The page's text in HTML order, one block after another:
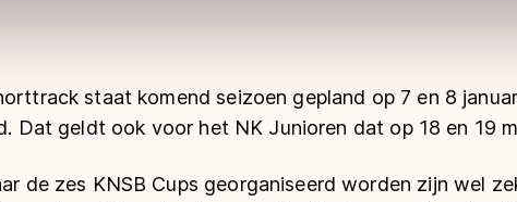
staat komend seizoen gepland op 7 en 8
Dat geldt ook voor het NK Junioren dat op 18 en 19
de zes KNSB Cups georganiseerd worden zijn wel